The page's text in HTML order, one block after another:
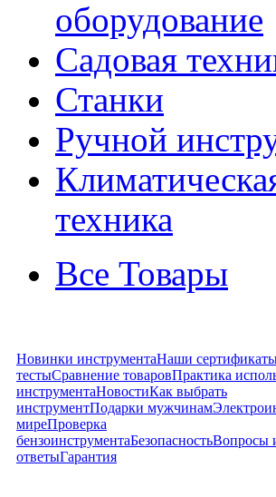
оборудование
Садовая
Станки
Ручной
техника
Все Товары
Новинки инструментаНаши
тестыСравнение товаровПрактика
инструментаНовостиКак выбрать
инструментПодарки мужчинам
миреПроверка
бензоинструментаБезопасностьВопросы
ответыГарантия